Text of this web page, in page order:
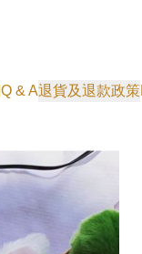
Q & A退貨及退款政策